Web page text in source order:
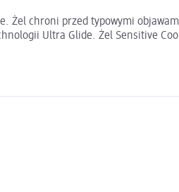
Żel chroni przed typowymi
Ultra Glide. Żel Sensitive